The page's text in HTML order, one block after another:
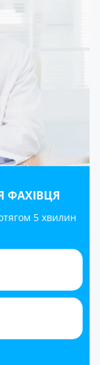
ФАХІВЦЯ
5 хвилин